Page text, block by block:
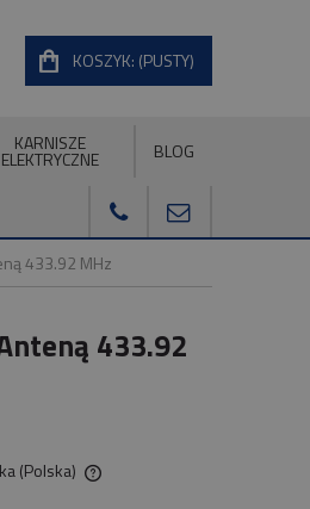
KOSZYK: (PUSTY)
KARNISZE
ELEKTRYCZNE BLOG
433.92 MHz
433.92
(Polska)